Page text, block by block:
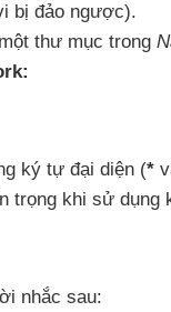
bị đảo ngược).
thư mục trong
ký tự đại diện (*
trọng khi sử dụng
nhắc sau: